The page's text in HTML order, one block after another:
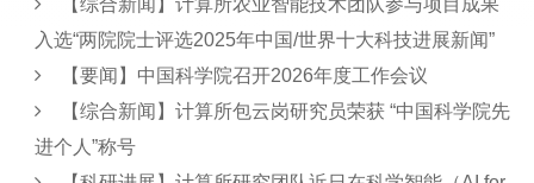
入选“两院院士评选2025年中国/世界十大科技进展新闻”
【要闻】中国科学院召开2026年度工作会议
【综合新闻】计算所包云岗研究员荣获 “中国科学院先
进个人”称号